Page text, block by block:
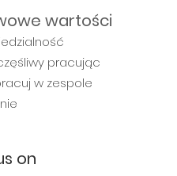
wartości
pracując
w zespole
on